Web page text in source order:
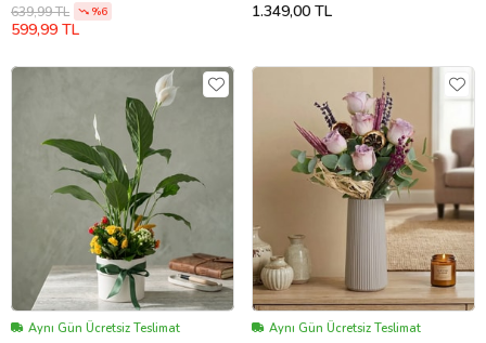
639,99 TL %6
599,99 TL
1.349,00 TL
Aynı Gün Ücretsiz Teslimat Aynı Gün Ücretsiz Teslimat